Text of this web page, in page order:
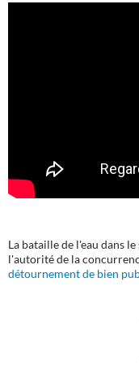
La bataille de l'eau dans
l'autorité de la
détournement de bien